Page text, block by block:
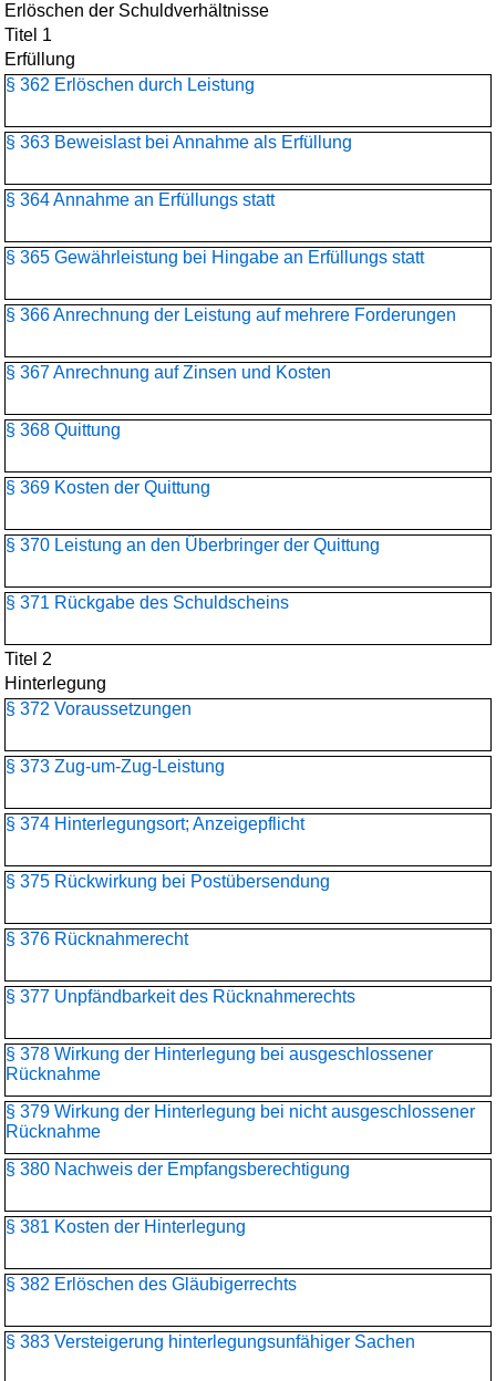
Erlöschen der Schuldverhältnisse
Titel 1
Erfüllung
§ 362 Erlöschen durch Leistung
§ 363 Beweislast bei Annahme als Erfüllung
§ 364 Annahme an Erfüllungs statt
§ 365 Gewährleistung bei Hingabe an Erfüllungs statt
§ 366 Anrechnung der Leistung auf mehrere Forderungen
§ 367 Anrechnung auf Zinsen und Kosten
§ 368 Quittung
§ 369 Kosten der Quittung
§ 370 Leistung an den Überbringer der Quittung
§ 371 Rückgabe des Schuldscheins
Titel 2
Hinterlegung
§ 372 Voraussetzungen
§ 373 Zug-um-Zug-Leistung
§ 374 Hinterlegungsort; Anzeigepflicht
§ 375 Rückwirkung bei Postübersendung
§ 376 Rücknahmerecht
§ 377 Unpfändbarkeit des Rücknahmerechts
§ 378 Wirkung der Hinterlegung bei ausgeschlossener
Rücknahme
§ 379 Wirkung der Hinterlegung bei nicht ausgeschlossener
Rücknahme
§ 380 Nachweis der Empfangsberechtigung
§ 381 Kosten der Hinterlegung
§ 382 Erlöschen des Gläubigerrechts
§ 383 Versteigerung hinterlegungsunfähiger Sachen